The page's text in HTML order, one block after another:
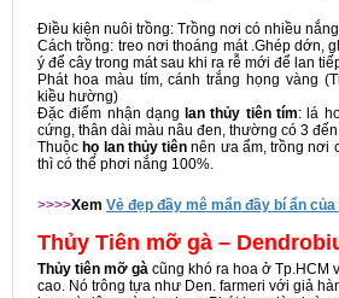
Điều kiện nuôi trồng: Trồng nơi có nhiều
Cách trồng: treo nơi thoáng mát .Ghép dớn,
ý để cây trong mát sau khi ra rễ mới để lan
Phát hoa màu tím, cánh trắng họng vàng
kiều hường)
Đặc điểm nhận dạng lan thủy tiên tím: lá
cứng, thân dài màu nâu đen, thường có 3
Thuộc họ lan thủy tiênnên ưa ẩm, trồng nơi
thì có thể phơi nắng 100%.
>>>>Xem Vẻ đẹp đầy mê mẩn đầy bí ẩn
Thủy Tiên mỡ gà –
Thủy tiên mỡ gà cũng khó ra hoa ở Tp.HCM
cao. Nó trông tựa như Den. farmeri với giả